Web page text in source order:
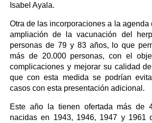
Isabel Ayala.
Otra de las incorporaciones a la agenda
ampliación de la vacunación del
personas de 79 y 83 años, lo que
más de 20.000 personas, con el
complicaciones y mejorar su calidad
que con esta medida se podrían
casos con esta presentación adicional.
Este año la tienen ofertada más de
nacidas en 1943, 1946, 1947 y 1961